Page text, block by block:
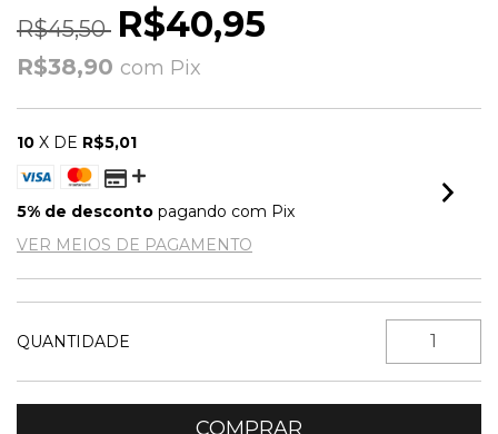
R$45,50 R$40,95
R$38,90 com Pix
10 X DE R$5,01
5% de desconto pagando com Pix
VER MEIOS DE PAGAMENTO
QUANTIDADE